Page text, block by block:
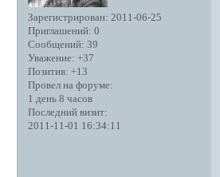
Зарегистрирован: 2011-06-25
Приглашений: 0
Сообщений: 39
Уважение: +37
Позитив: +13
Провел на форуме:
1 день 8 часов
Последний визит:
2011-11-01 16:34:11